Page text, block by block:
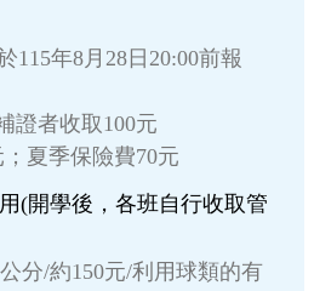
115年8月28日20:00前報
證者收取100元
夏季保險費70元
(開學後，各班自行收取管
分/約150元/利用球類的有